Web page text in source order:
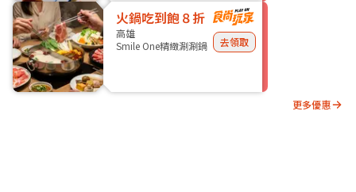
火鍋吃到飽８折
高雄
Smile One精緻涮涮鍋
去領取
更多優惠